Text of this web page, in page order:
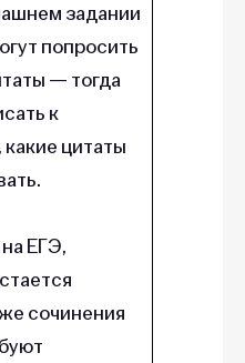
задании
попросить
— тогда
к
цитаты
ЕГЭ,
сочинения